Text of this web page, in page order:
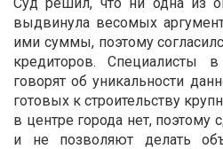
выдвинула весомых
ими суммы, поэтому
кредиторов. Специалисты
говорят об уникальности
готовых к строительству
в центре города нет,
и не позволяют делать